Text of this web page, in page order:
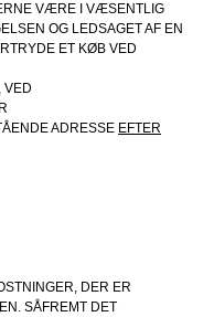
VÆRE I VÆSENTLIG
OG LEDSAGET AF EN
ET KØB VED
VED
ADRESSE EFTER
DER ER
SÅFREMT DET